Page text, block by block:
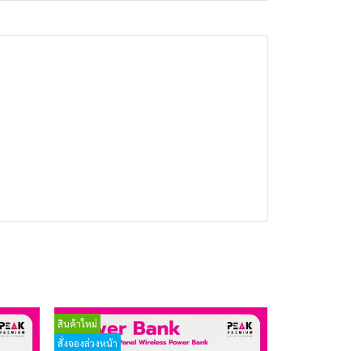
สินค้าใหม่
สั่งจองล่วงหน้า